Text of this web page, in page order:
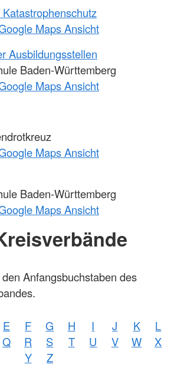
Maps Ansicht
Ausbildungsstellen
Baden-Württemberg
Maps Ansicht
Maps Ansicht
Baden-Württemberg
Maps Ansicht
Anfangsbuchstaben des
E F G H I J K
L
Q R S T U V W
X
Y
Z